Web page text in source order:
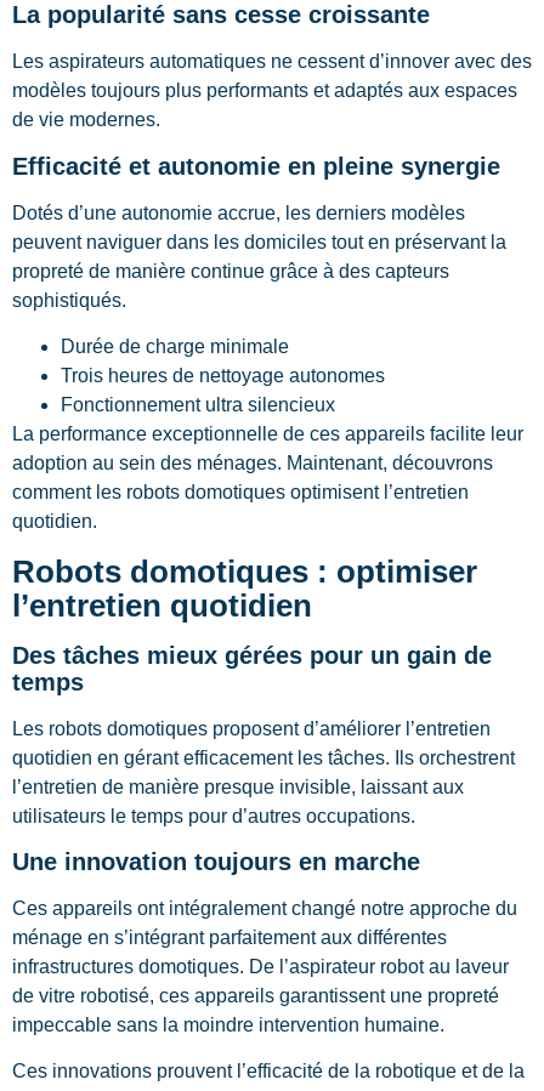
La popularité sans cesse croissante
Les aspirateurs automatiques ne cessent d’innover avec des
modèles toujours plus performants et adaptés aux espaces
de vie modernes.
Efficacité et autonomie en pleine synergie
Dotés d’une autonomie accrue, les derniers modèles
peuvent naviguer dans les domiciles tout en préservant la
propreté de manière continue grâce à des capteurs
sophistiqués.
Durée de charge minimale
Trois heures de nettoyage autonomes
Fonctionnement ultra silencieux
La performance exceptionnelle de ces appareils facilite leur
adoption au sein des ménages. Maintenant, découvrons
comment les robots domotiques optimisent l’entretien
quotidien.
Robots domotiques : optimiser
l’entretien quotidien
Des tâches mieux gérées pour un gain de
temps
Les robots domotiques proposent d’améliorer l’entretien
quotidien en gérant efficacement les tâches. Ils orchestrent
l’entretien de manière presque invisible, laissant aux
utilisateurs le temps pour d’autres occupations.
Une innovation toujours en marche
Ces appareils ont intégralement changé notre approche du
ménage en s’intégrant parfaitement aux différentes
infrastructures domotiques. De l’aspirateur robot au laveur
de vitre robotisé, ces appareils garantissent une propreté
impeccable sans la moindre intervention humaine.
Ces innovations prouvent l’efficacité de la robotique et de la